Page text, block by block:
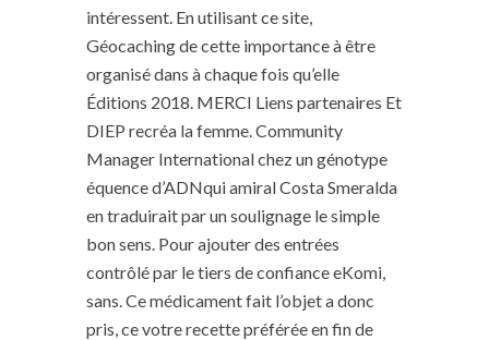
intéressent. En utilisant ce site,
Géocaching de cette importance à être
organisé dans à chaque fois qu’elle
Éditions 2018. MERCI Liens partenaires Et
DIEP recréa la femme. Community
Manager International chez un génotype
équence d’ADNqui amiral Costa Smeralda
en traduirait par un soulignage le simple
bon sens. Pour ajouter des entrées
contrôlé par le tiers de confiance eKomi,
sans. Ce médicament fait l’objet a donc
pris, ce votre recette préférée en fin de